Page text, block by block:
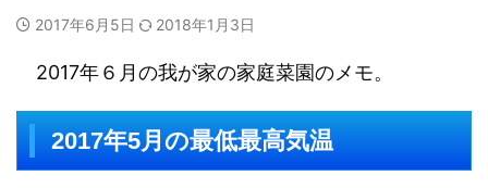
2017年6月5日 2018年1月3日
2017年６月の我が家の家庭菜園のメモ。
2017年5月の最低最高気温